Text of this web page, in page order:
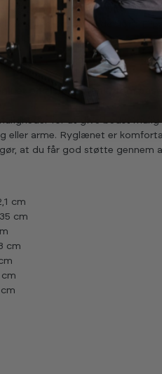
og 28 mm greb.
bænkpres, squat og dødløft.
er en alsidig bænk, som
for at give bedst
eller arme. Ryglænet er
at du får god støtte gennem
cm
cm
cm